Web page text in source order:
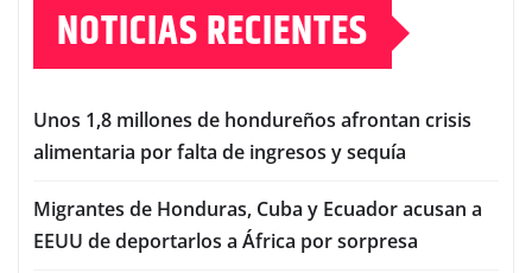
NOTICIAS RECIENTES
Unos 1,8 millones de hondureños afrontan crisis
alimentaria por falta de ingresos y sequía
Migrantes de Honduras, Cuba y Ecuador acusan a
EEUU de deportarlos a África por sorpresa